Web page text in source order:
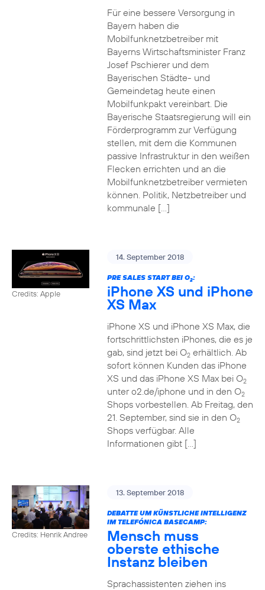
Für eine bessere Versorgung in
Bayern haben die
Mobilfunknetzbetreiber mit
Bayerns Wirtschaftsminister Franz
Josef Pschierer und dem
Bayerischen Städte- und
Gemeindetag heute einen
Mobilfunkpakt vereinbart. Die
Bayerische Staatsregierung will ein
Förderprogramm zur Verfügung
stellen, mit dem die Kommunen
passive Infrastruktur in den weißen
Flecken errichten und an die
Mobilfunknetzbetreiber vermieten
können. Politik, Netzbetreiber und
kommunale […]
Credits: Apple
14. September 2018
PRE SALES START BEI O2:
iPhone XS und iPhone
XS Max
iPhone XS und iPhone XS Max, die
fortschrittlichsten iPhones, die es je
gab, sind jetzt bei O2erhältlich. Ab
sofort können Kunden das iPhone
XS und das iPhone XS Max bei O2
unter o2.de/iphone und in den O2
Shops vorbestellen. Ab Freitag, den
21. September, sind sie in den O2
Shops verfügbar. Alle
Informationen gibt […]
Credits: Henrik Andree
13. September 2018
DEBATTE UM KÜNSTLICHE INTELLIGENZ
IM TELEFÓNICA BASECAMP:
Mensch muss
oberste ethische
Instanz bleiben
Sprachassistenten ziehen ins